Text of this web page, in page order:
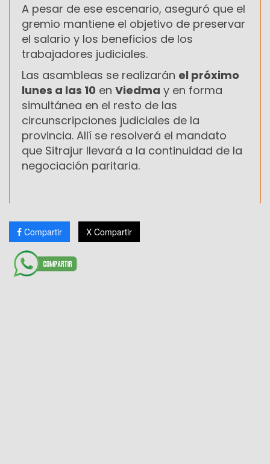
A pesar de ese escenario, aseguró que el
gremio mantiene el objetivo de preservar
el salario y los beneficios de los
trabajadores judiciales.
Las asambleas se realizarán el próximo
lunes a las 10 en Viedma y en forma
simultánea en el resto de las
circunscripciones judiciales de la
provincia. Allí se resolverá el mandato
que Sitrajur llevará a la continuidad de la
negociación paritaria.
Compartir X Compartir